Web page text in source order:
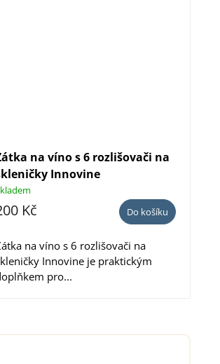
na víno s 6 rozlišovači na
Innovine
Kč Do košíku
na víno s 6 rozlišovači na
Innovine je praktickým
pro...